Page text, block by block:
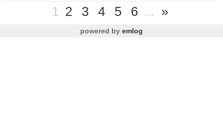
1 2 3 4 5 6 ... »
powered by emlog